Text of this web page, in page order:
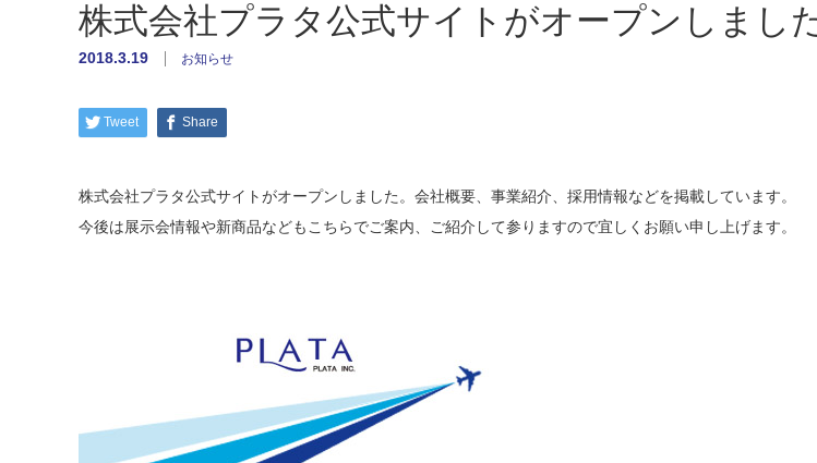
株式会社プラタ公式サイトがオープンしました
2018.3.19 お知らせ
Tweet Share
株式会社プラタ公式サイトがオープンしました。会社概要、事業紹介、採用情報などを掲載しています。
今後は展示会情報や新商品などもこちらでご案内、ご紹介して参りますので宜しくお願い申し上げます。